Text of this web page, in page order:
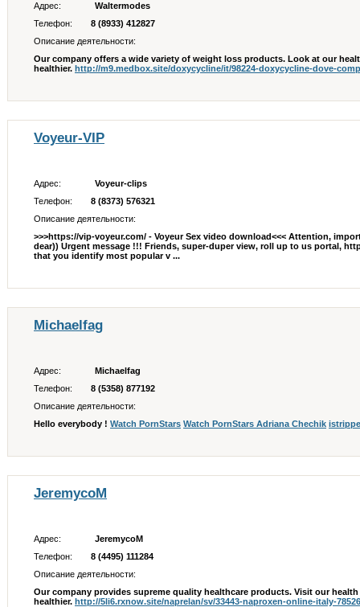
Адрес:
Waltermodes
Телефон:
8 (8933) 412827
Описание деятельности:
Our company offers a wide variety of weight loss products. Look at our
healthier. http://m9.medbox.site/doxycycline/it/98224-doxycycline-dove-
Voyeur-VIP
Адрес:
Voyeur-clips
Телефон:
8 (8373) 576321
Описание деятельности:
>>>https://vip-voyeur.com/ - Voyeur Sex video download<<< Attention,
dear)) Urgent message !!! Friends, super-duper view, roll up to us portal,
that you identify most popular v ...
Michaelfag
Адрес:
Michaelfag
Телефон:
8 (5358) 877192
Описание деятельности:
Hello everybody ! Watch PornStars Watch PornStars Adriana Chechik
JeremycoM
Адрес:
JeremycoM
Телефон:
8 (4495) 111284
Описание деятельности:
Our company provides supreme quality healthcare products. Visit our
healthier. http://5li6.rxnow.site/naprelan/sv/33443-naproxen-online-italy-